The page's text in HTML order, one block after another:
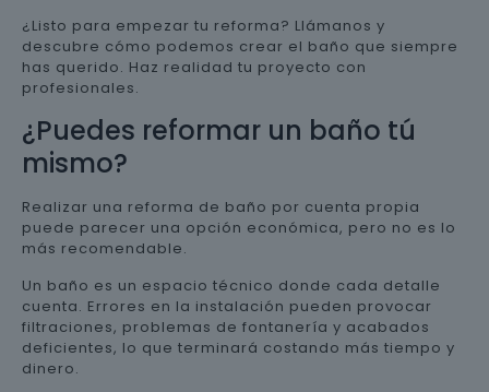
¿Listo para empezar tu reforma? Llámanos y
descubre cómo podemos crear el baño que siempre
has querido. Haz realidad tu proyecto con
profesionales.
¿Puedes reformar un baño tú
mismo?
Realizar una reforma de baño por cuenta propia
puede parecer una opción económica, pero no es lo
más recomendable.
Un baño es un espacio técnico donde cada detalle
cuenta. Errores en la instalación pueden provocar
filtraciones, problemas de fontanería y acabados
deficientes, lo que terminará costando más tiempo y
dinero.